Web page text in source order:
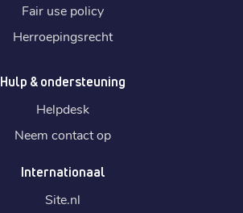
Fair use policy
Herroepingsrecht
Hulp & ondersteuning
Helpdesk
Neem contact op
Internationaal
Site.nl